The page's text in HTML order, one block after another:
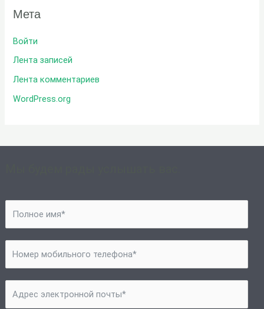
Мета
Войти
Лента записей
Лента комментариев
WordPress.org